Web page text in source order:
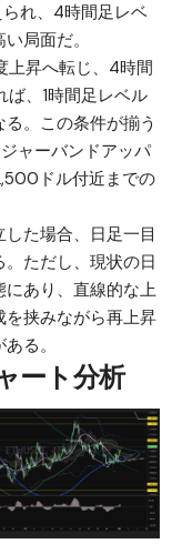
れ、4時間足レベ
局面だ。
上昇へ転じ、4時間
ば、1時間足レベル
。この条件が揃う
ャーバンドアッパ
ドル付近までの
た場合、日足一目
ただし、現状の日
あり、直線的な上
挟みながら再上昇
る。
ート分析